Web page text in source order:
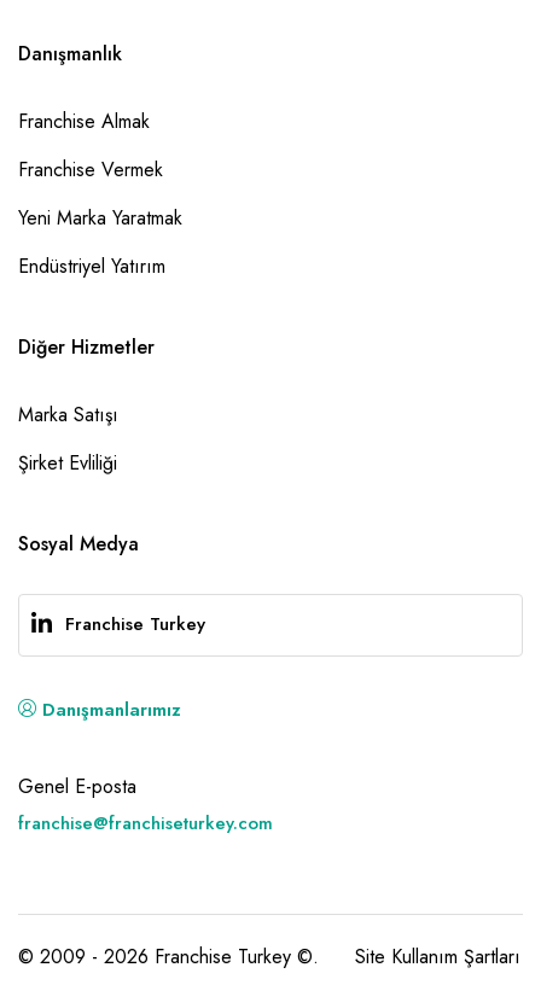
Danışmanlık
Franchise Almak
Franchise Vermek
Yeni Marka Yaratmak
Endüstriyel Yatırım
Diğer Hizmetler
Marka Satışı
Şirket Evliliği
Sosyal Medya
Franchise Turkey
Danışmanlarımız
Genel E-posta
franchise@franchiseturkey.com
© 2009 - 2026 Franchise Turkey ©. Site Kullanım Şartları